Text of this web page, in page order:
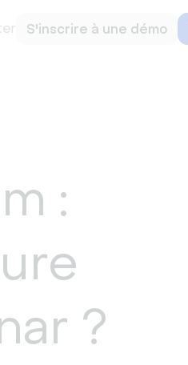
S'inscrire à une démo
:
?